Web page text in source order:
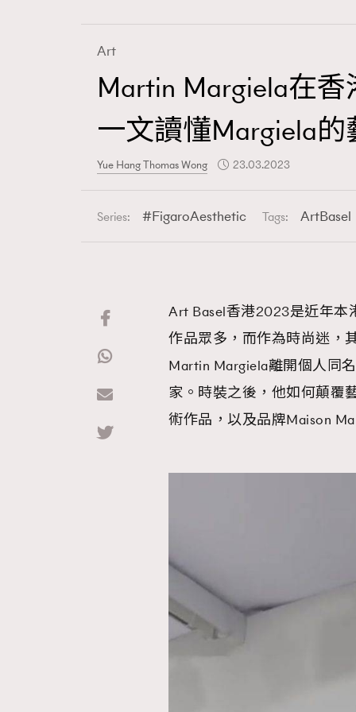
Fashion
Art
Paris
Hommes
Art
Martin Margiela在
一文讀懂Margiela
Yue Hang Thomas Wong 23.03.2023
Series: FigaroAesthetic Tags: ArtBasel
Art Basel香港2023是近年
作品眾多，而作為時尚迷，
Martin Margiela離開個人同
家。時裝之後，他如何顛覆
術作品，以及品牌Maison